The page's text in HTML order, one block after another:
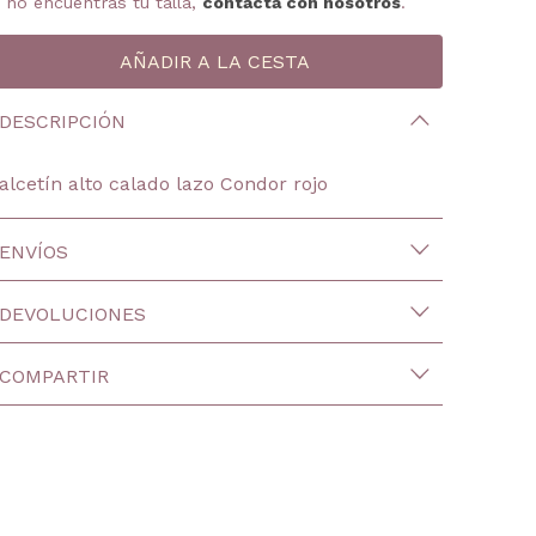
DESCRIPCIÓN
alto calado lazo Condor rojo
ENVÍOS
DEVOLUCIONES
COMPARTIR